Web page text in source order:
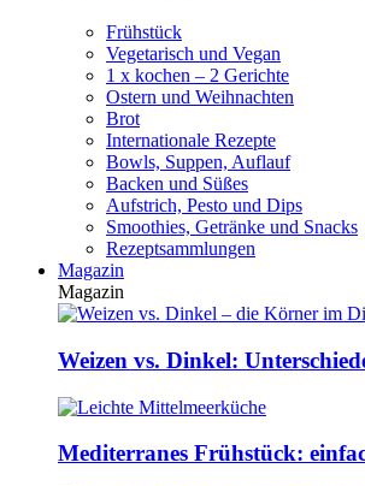
Frühstück
Vegetarisch und Vegan
1 x kochen – 2 Gerichte
Ostern und Weihnachten
Brot
Internationale Rezepte
Bowls, Suppen, Auflauf
Backen und Süßes
Aufstrich, Pesto und Dips
Smoothies, Getränke und Snacks
Rezeptsammlungen
Magazin
Magazin
Weizen vs. Dinkel:
Mediterranes Frühstück: